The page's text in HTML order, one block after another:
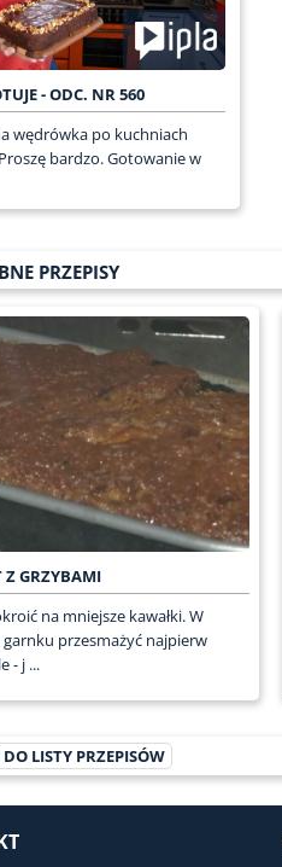
- ODC. NR 560
wędrówka po kuchniach
bardzo. Gotowanie w
PRZEPISY
Z GRZYBAMI
na mniejsze kawałki. W
przesmażyć najpierw
- j ...
LISTY PRZEPISÓW